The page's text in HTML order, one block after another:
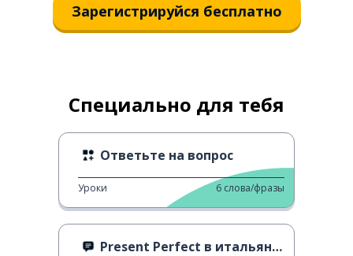
Зарегистрируйся бесплатно
Специально для тебя
Ответьте на вопрос
Уроки 6 слова/фразы
Present Perfect в итальянском языке